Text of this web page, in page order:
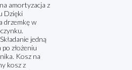
amortyzacja z
Dzięki
drzemkę w
jedną
złożeniu
Kosz na
kosz z